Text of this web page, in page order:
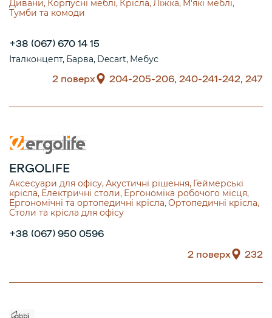
Дивани Корпусні меблі Крісла Ліжка М'які меблі
Тумби та комоди
+38 (067) 670 14 15
Італконцепт Барва Decart Мебус
2 поверх 204-205-206, 240-241-242, 247
ERGOLIFE
Аксесуари для офісу Акустичні рішення Геймерські
крісла Електричні столи Ергономіка робочого місця
Ергономічні та ортопедичні крісла Ортопедичні крісла
Столи та крісла для офісу
+38 (067) 950 0596
2 поверх
232